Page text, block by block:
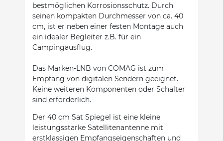
bestmöglichen Korrosionsschutz. Durch
seinen kompakten Durchmesser von ca. 40
cm, ist er neben einer festen Montage auch
ein idealer Begleiter z.B. für ein
Campingausflug.
Das Marken-LNB von COMAG ist zum
Empfang von digitalen Sendern geeignet.
Keine weiteren Komponenten oder Schalter
sind erforderlich.
Der 40 cm Sat Spiegel ist eine kleine
leistungsstarke Satellitenantenne mit
erstklassigen Empfangseigenschaften und